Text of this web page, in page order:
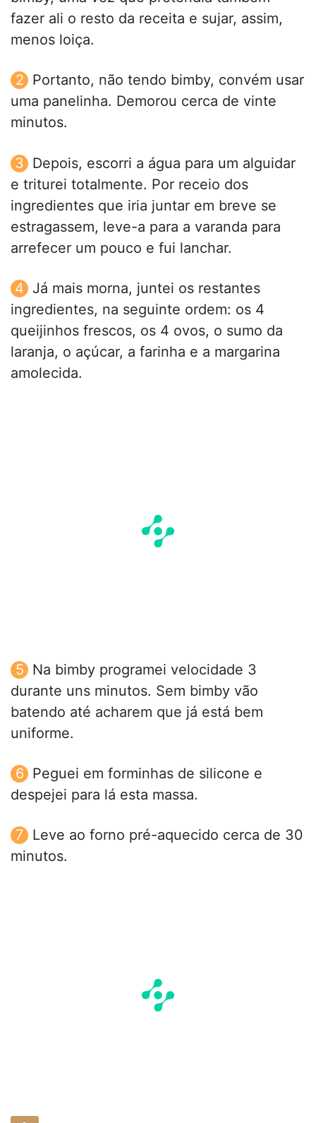
fazer ali o resto da receita e sujar, assim,
menos loiça.
Portanto, não tendo bimby, convém usar
uma panelinha. Demorou cerca de vinte
minutos.
Depois, escorri a água para um alguidar
e triturei totalmente. Por receio dos
ingredientes que iria juntar em breve se
estragassem, leve-a para a varanda para
arrefecer um pouco e fui lanchar.
Já mais morna, juntei os restantes
ingredientes, na seguinte ordem: os 4
queijinhos frescos, os 4 ovos, o sumo da
laranja, o açúcar, a farinha e a margarina
amolecida.
Na bimby programei velocidade 3
durante uns minutos. Sem bimby vão
batendo até acharem que já está bem
uniforme.
Peguei em forminhas de silicone e
despejei para lá esta massa.
Leve ao forno pré-aquecido cerca de 30
minutos.